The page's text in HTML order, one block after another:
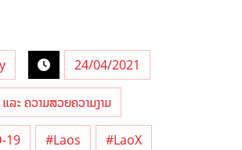
24/04/2021
ລະ ຄວາມສວຍຄວາມງາມ
19 #Laos #LaoX